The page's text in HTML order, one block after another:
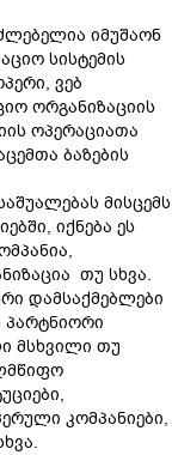
იმუშაონ
სისტემის
ვებ
ორგანიზაციის
ოპერაციათა
ბაზების
მისცემს
იქნება ეს
თუ სხვა.
დამსაქმებლები
პარტნიორი
მსხვილი თუ
კომპანიები,